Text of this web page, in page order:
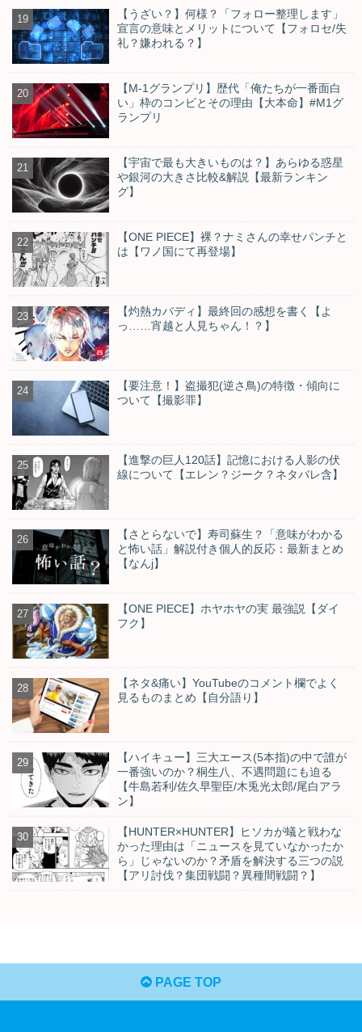
【うざい？】何様？「フォロー整理します」
宣言の意味とメリットについて【フォロセ/失
礼？嫌われる？】
【M-1グランプリ】歴代「俺たちが一番面白
い」枠のコンビとその理由【大本命】#M1グ
ランプリ
【宇宙で最も大きいものは？】あらゆる惑星
や銀河の大きさ比較&解説【最新ランキン
グ】
【ONE PIECE】裸？ナミさんの幸せパンチと
は【ワノ国にて再登場】
【灼熱カバディ】最終回の感想を書く【よ
っ……宵越と人見ちゃん！？】
【要注意！】盗撮犯(逆さ鳥)の特徴・傾向に
ついて【撮影罪】
【進撃の巨人120話】記憶における人影の伏
線について【エレン？ジーク？ネタバレ含】
【さとらないで】寿司蘇生？「意味がわかる
と怖い話」解説付き個人的反応：最新まとめ
【なんj】
【ONE PIECE】ホヤホヤの実 最強説【ダイ
フク】
【ネタ&痛い】YouTubeのコメント欄でよく
見るものまとめ【自分語り】
【ハイキュー】三大エース(5本指)の中で誰が
一番強いのか？桐生八、不遇問題にも迫る
【牛島若利/佐久早聖臣/木兎光太郎/尾白アラ
ン】
【HUNTER×HUNTER】ヒソカが蟻と戦わな
かった理由は「ニュースを見ていなかったか
ら」じゃないのか？矛盾を解決する三つの説
【アリ討伐？集団戦闘？異種間戦闘？】
PAGE TOP